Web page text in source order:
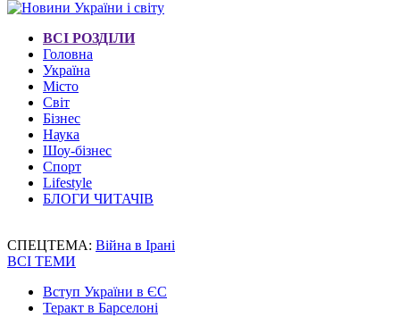
ВСІ РОЗДІЛИ
Головна
Україна
Місто
Світ
Бізнес
Наука
Шоу-бізнес
Спорт
Lifestyle
БЛОГИ ЧИТАЧІВ
СПЕЦТЕМА: Війна в Ірані
ВСІ ТЕМИ
Вступ України в ЄС
Теракт в Барселоні